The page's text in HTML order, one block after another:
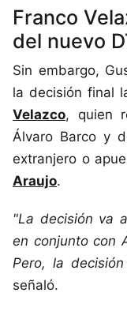
Franco
del nuevo
Sin embargo,
la decisión final
Velazco, quien
Álvaro Barco y
extranjero o
Araujo.
"La decisión va
en conjunto con
Pero, la
señaló.